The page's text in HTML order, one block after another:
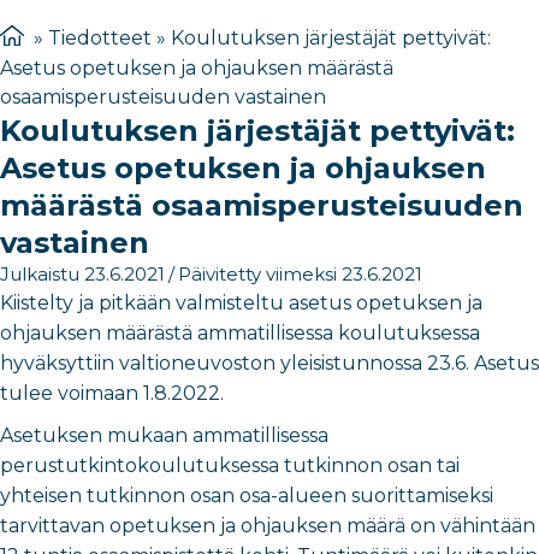
» Tiedotteet » Koulutuksen järjestäjät pettyivät:
Asetus opetuksen ja ohjauksen määrästä
osaamisperusteisuuden vastainen
Koulutuksen järjestäjät pettyivät:
Asetus opetuksen ja ohjauksen
määrästä osaamisperusteisuuden
vastainen
Julkaistu 23.6.2021 / Päivitetty viimeksi 23.6.2021
Kiistelty ja pitkään valmisteltu asetus opetuksen ja
ohjauksen määrästä ammatillisessa koulutuksessa
hyväksyttiin valtioneuvoston yleisistunnossa 23.6. Asetus
tulee voimaan 1.8.2022.
Asetuksen mukaan ammatillisessa
perustutkintokoulutuksessa tutkinnon osan tai
yhteisen tutkinnon osan osa-alueen suorittamiseksi
tarvittavan opetuksen ja ohjauksen määrä on vähintään